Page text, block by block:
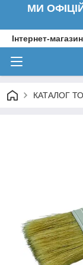
МИ
Інтернет-
КАТАЛОГ